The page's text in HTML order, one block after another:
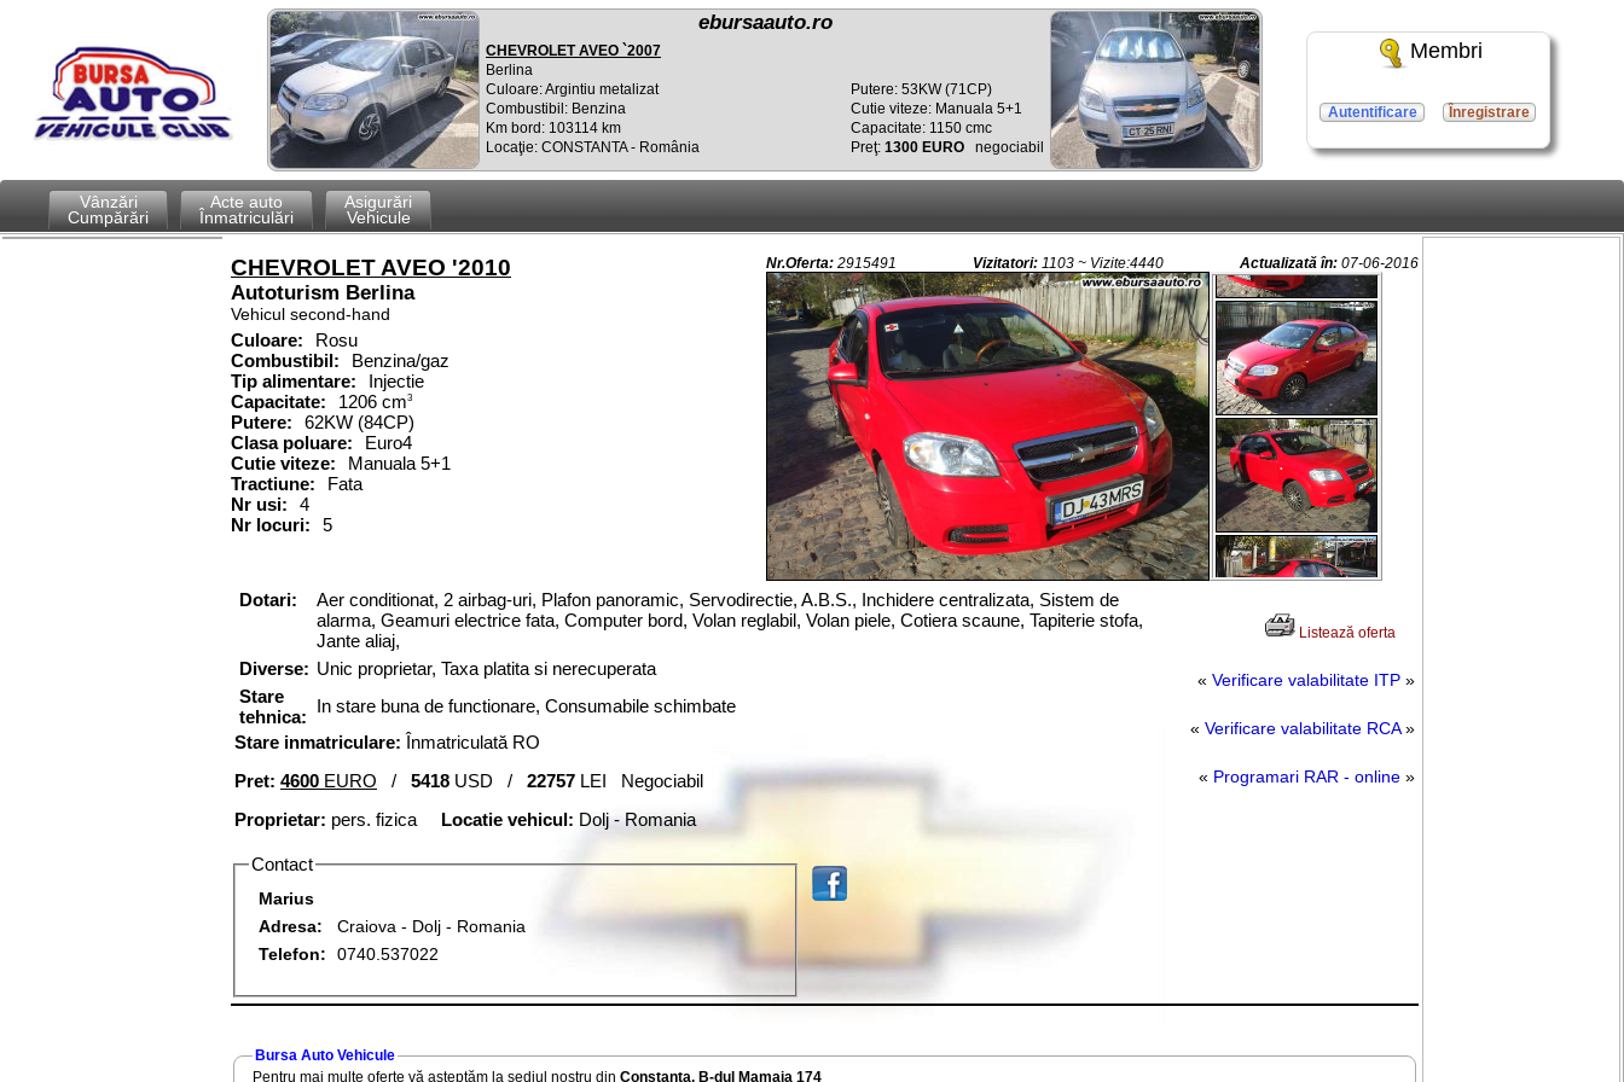
ebursaauto.ro
CHEVROLET AVEO `2007
Berlina
Culoare: Argintiu metalizat
Combustibil: Benzina
Km bord: 103114 km
Locaţie: CONSTANTA - România
Putere: 53KW (71CP)
Cutie viteze: Manuala 5+1
Capacitate: 1150 cmc
Preţ: 1300 EURO negociabil
Membri
Autentificare Înregistrare
Vânzări
Cumpărări
Acte auto
Înmatriculări
Asigurări
Vehicule
CHEVROLET AVEO '2010
Autoturism Berlina
Vehicul second-hand
Culoare:
Rosu
Combustibil:
Benzina/gaz
Tip alimentare:
Injectie
Capacitate: 1206 cm3
Putere:
62KW (84CP)
Clasa poluare:
Euro4
Cutie viteze:
Manuala 5+1
Tractiune:
Fata
Nr usi:
4
Nr locuri:
5
Nr.Oferta: 2915491 Vizitatori: 1103 ~ Vizite:4440 Actualizată în: 07-06-2016
Dotari: Aer conditionat, 2 airbag-uri, Plafon panoramic, Servodirectie, A.B.S., Inchidere centralizata, Sistem de
alarma, Geamuri electrice fata, Computer bord, Volan reglabil, Volan piele, Cotiera scaune, Tapiterie stofa,
Jante aliaj,
Diverse: Unic proprietar, Taxa platita si nerecuperata
Stare
tehnica:
In stare buna de functionare, Consumabile schimbate
Stare inmatriculare: Înmatriculată RO
Pret: 4600 EURO / 5418 USD / 22757 LEI Negociabil
Proprietar: pers. fizica Locatie vehicul: Dolj - Romania
Listează oferta
« Verificare valabilitate ITP »
« Verificare valabilitate RCA»
« Programari RAR - online »
Contact
Marius
Adresa:
Craiova - Dolj - Romania
Telefon:
0740.537022
Bursa Auto Vehicule
Pentru mai multe oferte vă așteptăm la sediul nostru din
Constanta, B-dul Mamaia 174